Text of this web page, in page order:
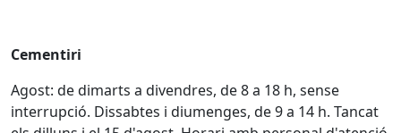
Cementiri
Agost: de dimarts a divendres, de 8 a 18 h, sense
interrupció. Dissabtes i diumenges, de 9 a 14 h. Tancat